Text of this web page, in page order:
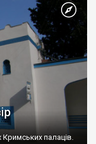
Кримських палаців.